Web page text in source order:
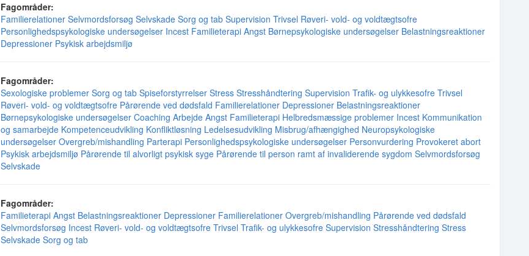
Fagområder:
Familierelationer Selvmordsforsøg Selvskade Sorg og tab Supervision Trivsel Røveri- vold- og voldtægtsofre
Personlighedspsykologiske undersøgelser Incest Familieterapi Angst Børnepsykologiske undersøgelser Belastningsreaktioner
Depressioner Psykisk arbejdsmiljø
Fagområder:
Sexologiske problemer Sorg og tab Spiseforstyrrelser Stress Stresshåndtering Supervision Trafik- og ulykkesofre Trivsel
Røveri- vold- og voldtægtsofre Pårørende ved dødsfald Familierelationer Depressioner Belastningsreaktioner
Børnepsykologiske undersøgelser Coaching Arbejde Angst Familieterapi Helbredsmæssige problemer Incest Kommunikation
og samarbejde Kompetenceudvikling Konfliktløsning Ledelsesudvikling Misbrug/afhængighed Neuropsykologiske
undersøgelser Overgreb/mishandling Parterapi Personlighedspsykologiske undersøgelser Personvurdering Provokeret abort
Psykisk arbejdsmiljø Pårørende til alvorligt psykisk syge Pårørende til person ramt af invaliderende sygdom Selvmordsforsøg
Selvskade
Fagområder:
Familieterapi Angst Belastningsreaktioner Depressioner Familierelationer Overgreb/mishandling Pårørende ved dødsfald
Selvmordsforsøg Incest Røveri- vold- og voldtægtsofre Trivsel Trafik- og ulykkesofre Supervision Stresshåndtering Stress
Selvskade Sorg og tab